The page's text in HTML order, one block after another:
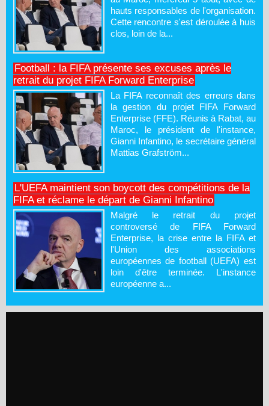
hauts responsables de l'organisation.
Cette rencontre s'est déroulée à huis
clos, loin de la...
Football : la FIFA présente ses excuses après le
retrait du projet FIFA Forward Enterprise
La FIFA reconnaît des erreurs dans
la gestion du projet FIFA Forward
Enterprise (FFE). Réunis à Rabat, au
Maroc, le président de l'instance,
Gianni Infantino, le secrétaire général
Mattias Grafström...
L'UEFA maintient son boycott des compétitions de la
FIFA et réclame le départ de Gianni Infantino
Malgré le retrait du projet
controversé de FIFA Forward
Enterprise, la crise entre la FIFA et
l'Union des associations
européennes de football (UEFA) est
loin d'être terminée. L'instance
européenne a...